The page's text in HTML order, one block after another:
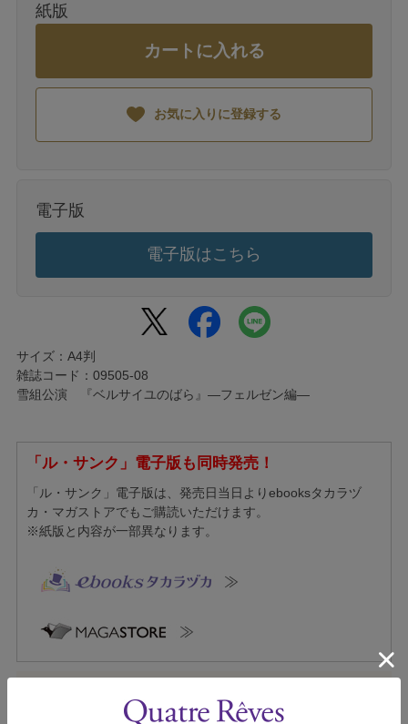
紙版
カートに入れる
お気に入りに登録する
電子版
電子版はこちら
サイズ：A4判
雑誌コード：09505-08
雪組公演 『ベルサイユのばら』―フェルゼン編―
「ル・サンク」電子版も同時発売！
「ル・サンク」電子版は、発売日当日よりebooksタカラヅ
カ・マガストアでもご購読いただけます。
※紙版と内容が一部異なります。